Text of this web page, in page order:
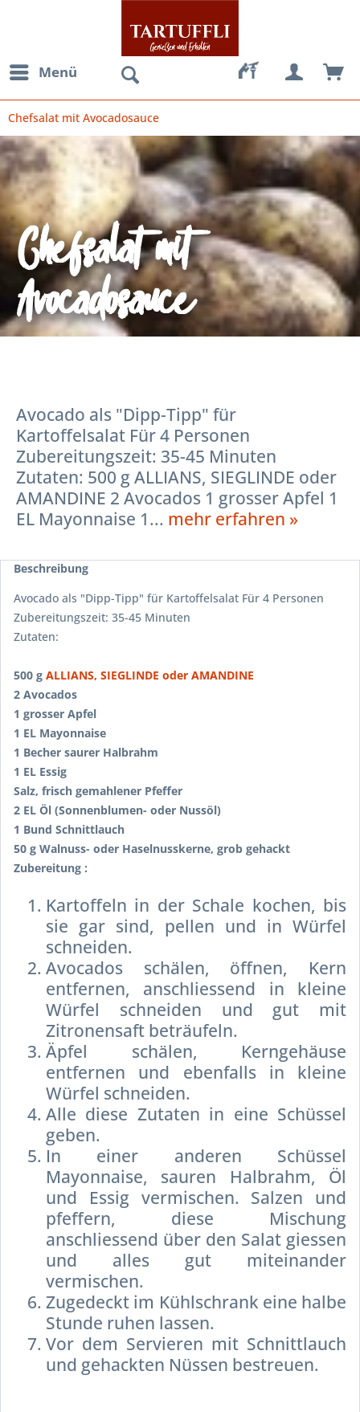
Menü
Chefsalat mit Avocadosauce
Chefsalat mit
Avocadosauce
Avocado als "Dipp-Tipp" für
Kartoffelsalat Für 4 Personen
Zubereitungszeit: 35-45 Minuten
Zutaten: 500 g ALLIANS, SIEGLINDE oder
AMANDINE 2 Avocados 1 grosser Apfel 1
EL Mayonnaise 1... mehr erfahren »
Beschreibung
Avocado als "Dipp-Tipp" für Kartoffelsalat Für 4 Personen
Zubereitungszeit: 35-45 Minuten
Zutaten:
500 g ALLIANS, SIEGLINDE oder AMANDINE
2 Avocados
1 grosser Apfel
1 EL Mayonnaise
1 Becher saurer Halbrahm
1 EL Essig
Salz, frisch gemahlener Pfeffer
2 EL Öl (Sonnenblumen- oder Nussöl)
1 Bund Schnittlauch
50 g Walnuss- oder Haselnusskerne, grob gehackt
Zubereitung :
Kartoffeln in der Schale kochen, bis
sie gar sind, pellen und in Würfel
schneiden.
Avocados schälen, öffnen, Kern
entfernen, anschliessend in kleine
Würfel schneiden und gut mit
Zitronensaft beträufeln.
Äpfel schälen, Kerngehäuse
entfernen und ebenfalls in kleine
Würfel schneiden.
Alle diese Zutaten in eine Schüssel
geben.
In einer anderen Schüssel
Mayonnaise, sauren Halbrahm, Öl
und Essig vermischen. Salzen und
pfeffern, diese Mischung
anschliessend über den Salat giessen
und alles gut miteinander
vermischen.
Zugedeckt im Kühlschrank eine halbe
Stunde ruhen lassen.
Vor dem Servieren mit Schnittlauch
und gehackten Nüssen bestreuen.